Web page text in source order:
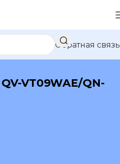
Обратная связь
VT09WAE/QN-